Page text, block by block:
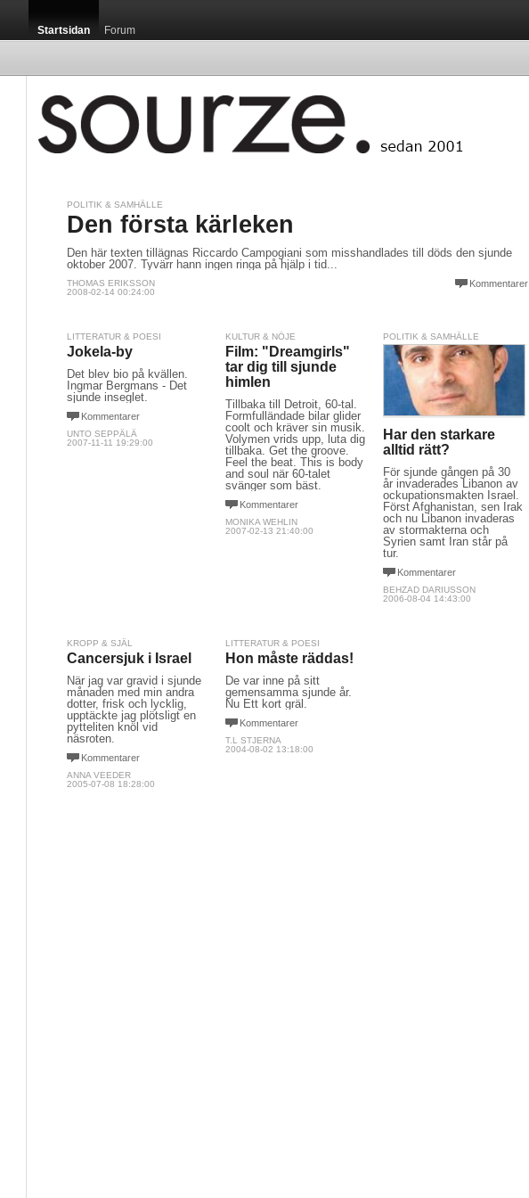
Startsidan Forum
POLITIK & SAMHÄLLE
Den första kärleken
Den här texten tillägnas Riccardo Campogiani som misshandlades till döds den sjunde
oktober 2007. Tyvärr hann ingen ringa på hjälp i tid...
Kommentarer
THOMAS ERIKSSON
2008-02-14 00:24:00
LITTERATUR & POESI
Jokela-by
Det blev bio på kvällen.
Ingmar Bergmans - Det
sjunde inseglet.
Kommentarer
UNTO SEPPÄLÄ
2007-11-11 19:29:00
KULTUR & NÖJE
Film: "Dreamgirls"
tar dig till sjunde
himlen
Tillbaka till Detroit, 60-tal.
Formfulländade bilar glider
coolt och kräver sin musik.
Volymen vrids upp, luta dig
tillbaka. Get the groove.
Feel the beat. This is body
and soul när 60-talet
svänger som bäst.
Kommentarer
MONIKA WEHLIN
2007-02-13 21:40:00
POLITIK & SAMHÄLLE
Har den starkare
alltid rätt?
För sjunde gången på 30
år invaderades Libanon av
ockupationsmakten Israel.
Först Afghanistan, sen Irak
och nu Libanon invaderas
av stormakterna och
Syrien samt Iran står på
tur.
Kommentarer
BEHZAD DARIUSSON
2006-08-04 14:43:00
KROPP & SJÄL
Cancersjuk i Israel
När jag var gravid i sjunde
månaden med min andra
dotter, frisk och lycklig,
upptäckte jag plötsligt en
pytteliten knöl vid
näsroten.
Kommentarer
ANNA VEEDER
2005-07-08 18:28:00
LITTERATUR & POESI
Hon måste räddas!
De var inne på sitt
gemensamma sjunde år.
Nu Ett kort gräl.
Kommentarer
T.L STJERNA
2004-08-02 13:18:00